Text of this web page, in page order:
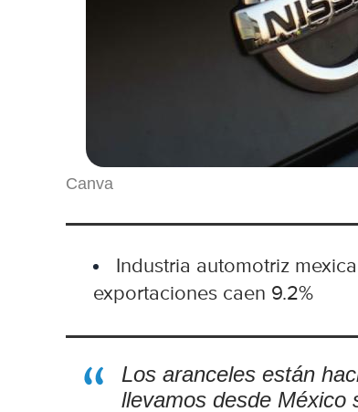
Canva
Industria automotriz
exportaciones caen 9.2%
Los aranceles están
llevamos desde México